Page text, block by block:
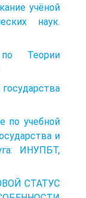
учёной
наук.
Теории
по учебной
и
ИНУПБТ,
СТАТУС